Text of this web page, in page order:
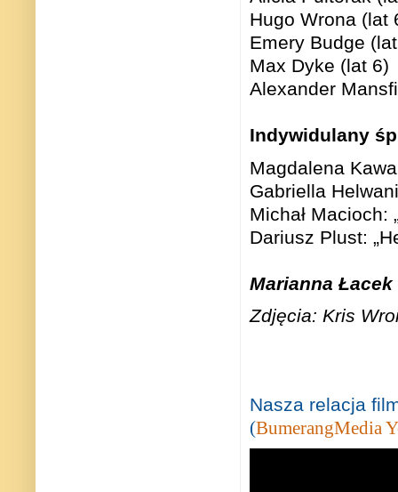
Hugo Wrona (lat
Emery Budge
Max Dyke (lat 6)
Alexander
Indywidulany
Magdalena
Gabriella
Michał Macioch:
Dariusz Plust:
Marianna Łacek
Zdjęcia: Kris
Nasza relacja
(BumerangMedia